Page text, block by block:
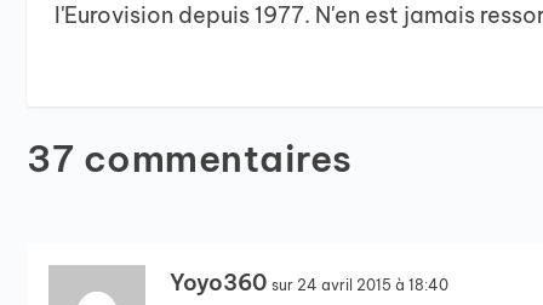
l'Eurovision depuis 1977. N'en est jamais
37 commentaires
Yoyo360 sur 24 avril 2015 à 18:40